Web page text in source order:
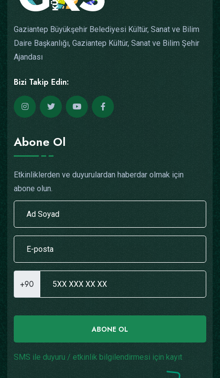
Gaziantep Büyükşehir Belediyesi Kültür, Sanat ve Bilim
Daire Başkanlığı, Gaziantep Kültür, Sanat ve Bilim Şehir
Ajandası
Bizi Takip Edin:
Abone Ol
Etkinliklerden ve duyurulardan haberdar olmak için
abone olun.
+90
ABONE OL
SMS ile duyuru / etkinlik bilgilendirmesi için kayıt